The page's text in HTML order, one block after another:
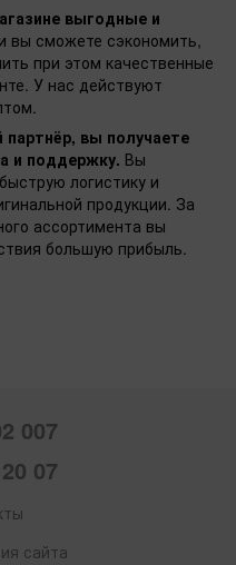
выгодные и
вы сможете сэкономить,
при этом качественные
У нас действуют
вы получаете
и поддержку. Вы
логистику и
продукции. За
ассортимента вы
большую прибыль.
007
07
сайта